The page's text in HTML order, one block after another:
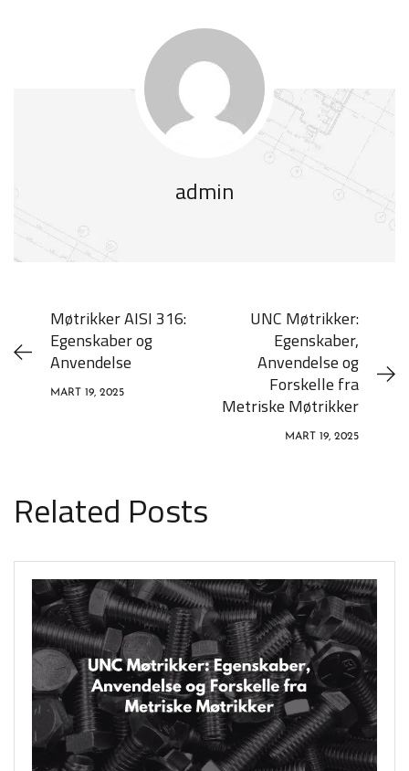
admin
Møtrikker AISI 316:
Egenskaber og
Anvendelse
MART 19, 2025
UNC Møtrikker:
Egenskaber,
Anvendelse og
Forskelle fra
Metriske Møtrikker
MART 19, 2025
Related Posts